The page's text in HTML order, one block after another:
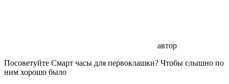
автор
Посоветуйте Смарт часы для первоклашки? Чтобы слышно по
ним хорошо было